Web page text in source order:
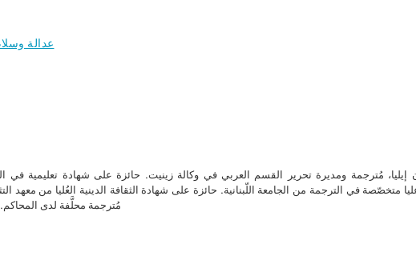
عدالة
إيليا، مُترجمة ومديرة تحرير القسم العربي في وكالة زينيت. حائزة على شهادة تعليمية في
متخصّصة في الترجمة من الجامعة اللّبنانية. حائزة على شهادة الثقافة الدينية العُليا من معهد
مُترجمة محلَّفة لدى المحاكم.